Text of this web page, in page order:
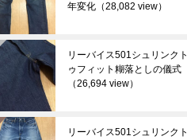
年変化 （28,082 view）
リーバイス501シュリンクト
ゥフィット糊落としの儀式
（26,694 view）
リーバイス501シュリンクト